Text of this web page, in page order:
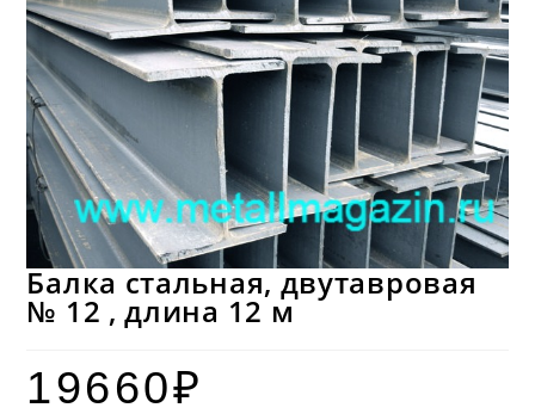
Балка стальная, двутавровая
№ 12 , длина 12 м
19660₽